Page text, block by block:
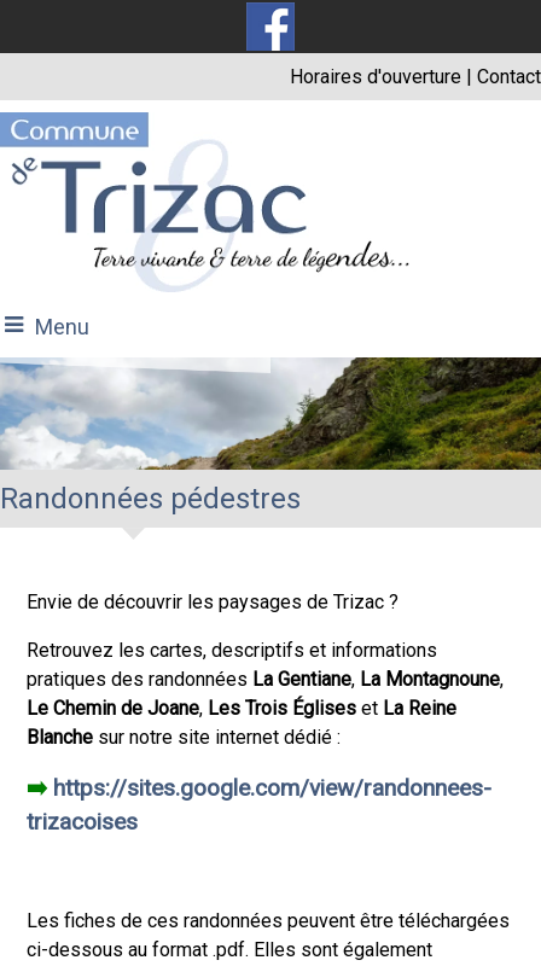
Horaires d'ouverture | Contact
Menu
Randonnées pédestres
Envie de découvrir les paysages deTrizac ?
Retrouvez les cartes, descriptifs et informations
pratiques des randonnées La Gentiane, La Montagnoune,
Le Chemin de Joane, Les Trois Églises et La Reine
Blanche sur notre site internet dédié :
➡️ https://sites.google.com/view/randonnees-
trizacoises
Les fiches de ces randonnées peuvent être téléchargées
ci-dessous au format .pdf. Elles sont également